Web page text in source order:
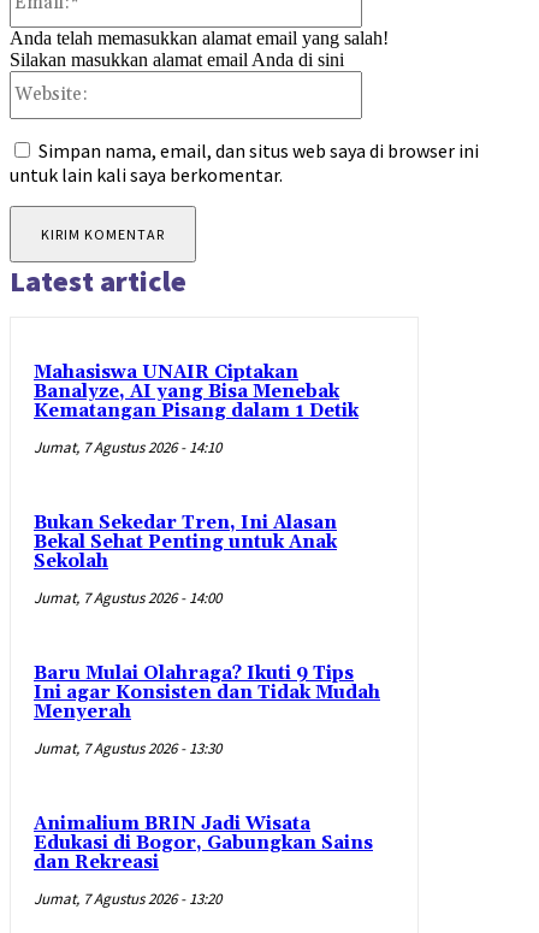
Anda telah memasukkan alamat email yang salah!
Silakan masukkan alamat email Anda di sini
Simpan nama, email, dan situs web saya di browser ini
untuk lain kali saya berkomentar.
Latest article
Mahasiswa UNAIR Ciptakan
Banalyze, AI yang Bisa Menebak
Kematangan Pisang dalam 1 Detik
Jumat, 7 Agustus 2026 - 14:10
Bukan Sekedar Tren, Ini Alasan
Bekal Sehat Penting untuk Anak
Sekolah
Jumat, 7 Agustus 2026 - 14:00
Baru Mulai Olahraga? Ikuti 9 Tips
Ini agar Konsisten dan Tidak Mudah
Menyerah
Jumat, 7 Agustus 2026 - 13:30
Animalium BRIN Jadi Wisata
Edukasi di Bogor, Gabungkan Sains
dan Rekreasi
Jumat, 7 Agustus 2026 - 13:20